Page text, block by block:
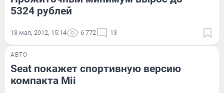
5324 рублей
18 мая, 2012, 15:14 6 772 13
АВТО
Seat покажет спортивную версию
компакта Mii